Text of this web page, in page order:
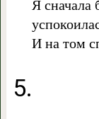
Я сначала
И на том
5.